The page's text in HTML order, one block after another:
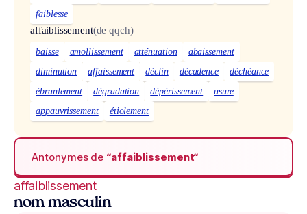
faiblesse
affaiblissement(de qqch)
baisse amollissement atténuation
abaissement
diminution
affaissement déclin décadence
déchéance
ébranlement
dégradation dépérissement
usure
appauvrissement
étiolement
Antonymes de “affaiblissement“
affaiblissement
nom masculin